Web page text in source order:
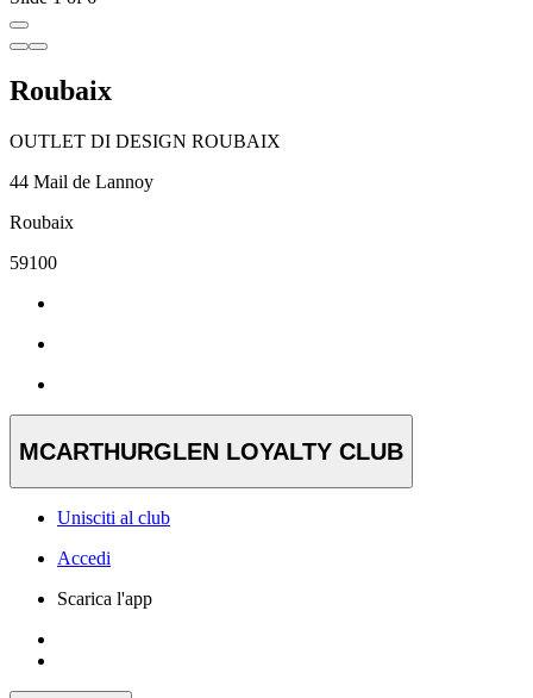
Roubaix
OUTLET DI DESIGN ROUBAIX
44 Mail de Lannoy
Roubaix
59100
MCARTHURGLEN LOYALTY CLUB
Unisciti al club
Accedi
Scarica l'app